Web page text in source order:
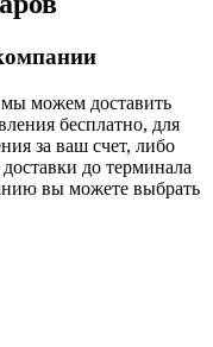
можем доставить
бесплатно, для
за ваш счет, либо
до терминала
вы можете выбрать